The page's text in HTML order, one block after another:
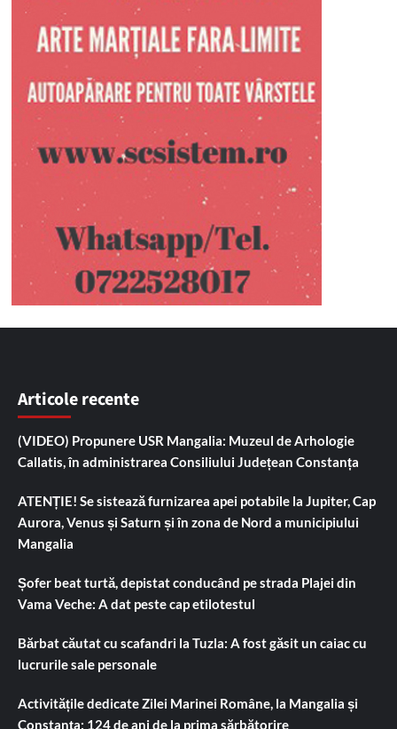
Articole recente
(VIDEO) Propunere USR Mangalia: Muzeul de Arhologie
Callatis, în administrarea Consiliului Județean Constanța
ATENȚIE! Se sistează furnizarea apei potabile la Jupiter, Cap
Aurora, Venus și Saturn și în zona de Nord a municipiului
Mangalia
Șofer beat turtă, depistat conducând pe strada Plajei din
Vama Veche: A dat peste cap etilotestul
Bărbat căutat cu scafandri la Tuzla: A fost găsit un caiac cu
lucrurile sale personale
Activitățile dedicate Zilei Marinei Române, la Mangalia și
Constanța: 124 de ani de la prima sărbătorire